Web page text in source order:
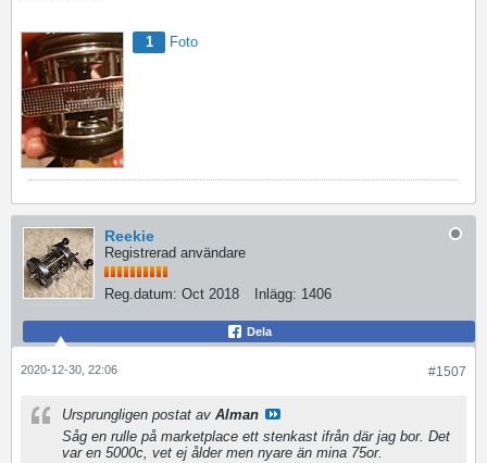
1 Foto
Reekie
Registrerad användare
Reg.datum: Oct 2018 Inlägg: 1406
Dela
#1507
2020-12-30, 22:06
Ursprungligen postat av Alman
Såg en rulle på marketplace ett stenkast ifrån där jag bor. Det
var en 5000c, vet ej ålder men nyare än mina 75or.